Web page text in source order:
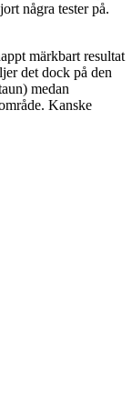
några tester på.
märkbart resultat
det dock på den
medan
Kanske